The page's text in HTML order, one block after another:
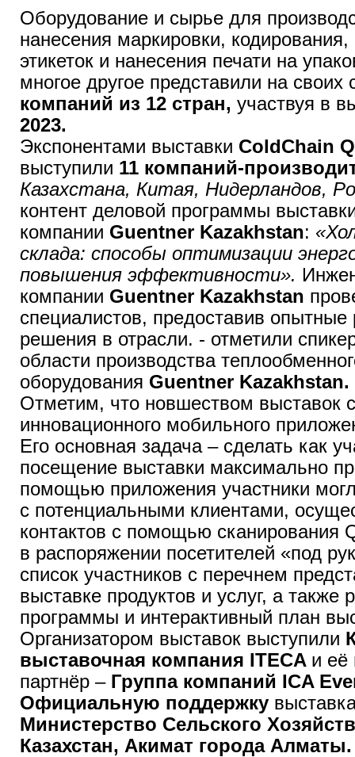
Оборудование и сырье для
нанесения маркировки, кодирования,
этикеток и нанесения печати на
многое другое представили на своих
компаний из 12 стран, участвуя в
2023.
Экспонентами выставки ColdChain
выступили 11 компаний-
Казахстана, Китая, Нидерландов,
контент деловой программы
компании Guentner Kazakhstan:
склада: способы оптимизации
повышения эффективности».
компании Guentner Kazakhstan
спeциалистов, прeдоставив опытныe
рeшeния в отрасли. - отметили
области производства
оборудования Guentner Kazakhstan.
Отметим, что новшеством выставок
инновационного мобильного
Его основная задача – сделать как
посещение выставки максимально
помощью приложения участники
с потенциальными клиентами,
контактов с помощью сканирования
в распоряжении посетителей «под
список участников с перечнем
выставке продуктов и услуг, а также
программы и интерактивный план
Организатором выставок выступили
выставочная компания ITECA и её
партнёр – Группа компаний ICA
Официальную поддержку
Министерство Сельского
Казахстан, Акимат города Алматы.